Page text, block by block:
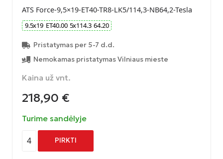
ATS Force-9,5×19-ET40-TR8-LK5/114,3-NB64,2-Tesla
9.5x19 ET40.00 5x114.3 64.20
Pristatymas per 5-7 d.d.
Nemokamas pristatymas Vilniaus mieste
Kaina už vnt.
218,90 €
Turime sandėlyje
4 PIRKTI